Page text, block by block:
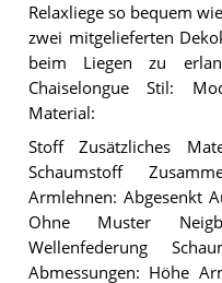
Relaxliege so bequem
zwei mitgelieferten
beim Liegen zu
Chaiselongue Stil:
Material:
Stoff Zusätzliches
Schaumstoff
Armlehnen: Abgesenkt
Ohne Muster
Wellenfederung
Abmessungen: Höhe